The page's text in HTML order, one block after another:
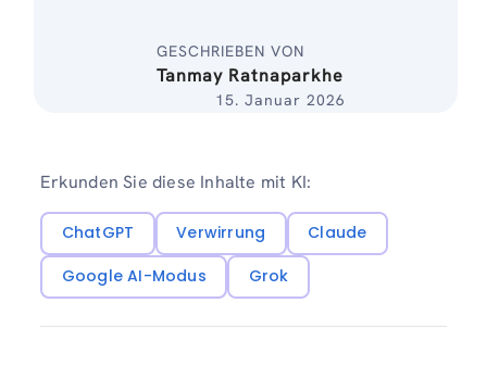
GESCHRIEBEN VON
Tanmay Ratnaparkhe
15. Januar 2026
Erkunden Sie diese Inhalte mit KI:
ChatGPT Verwirrung
Claude
Google AI-Modus
Grok